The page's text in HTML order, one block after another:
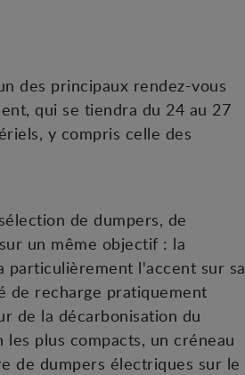
des principaux rendez-vous
qui se tiendra du 24 au 27
y compris celle des
de dumpers, de
un même objectif : la
l'accent sur sa
de recharge pratiquement
de la décarbonisation du
plus compacts, un créneau
de dumpers électriques sur le